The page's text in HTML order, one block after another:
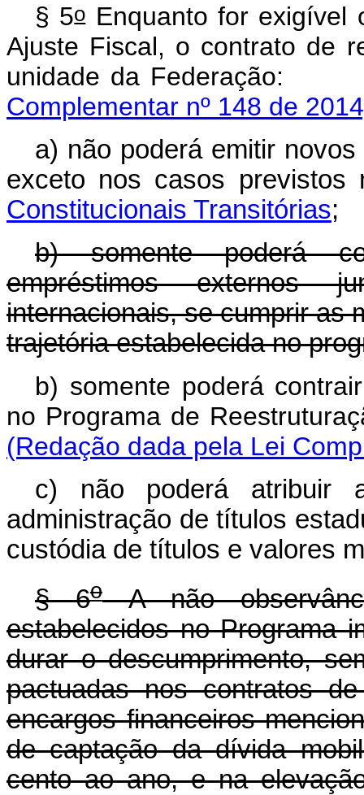
§ 5oEnquanto for exigível
Ajuste Fiscal, o contrato de
unidade da
Complementar nº 148 de
a) não poderá emitir
exceto nos casos
Constitucionais Transitórias;
b) somente poderá
empréstimos externos
internacionais, se cumprir as
trajetória estabelecida no
b) somente poderá
no Programa de
(Redação dada pela Lei
c) não poderá atribuir
administração de títulos
custódia de títulos e valores
§ 6oA não
estabelecidos no Programa
durar o descumprimento,
pactuadas nos contratos
encargos financeiros
de captação da dívida
cento ao ano, e na